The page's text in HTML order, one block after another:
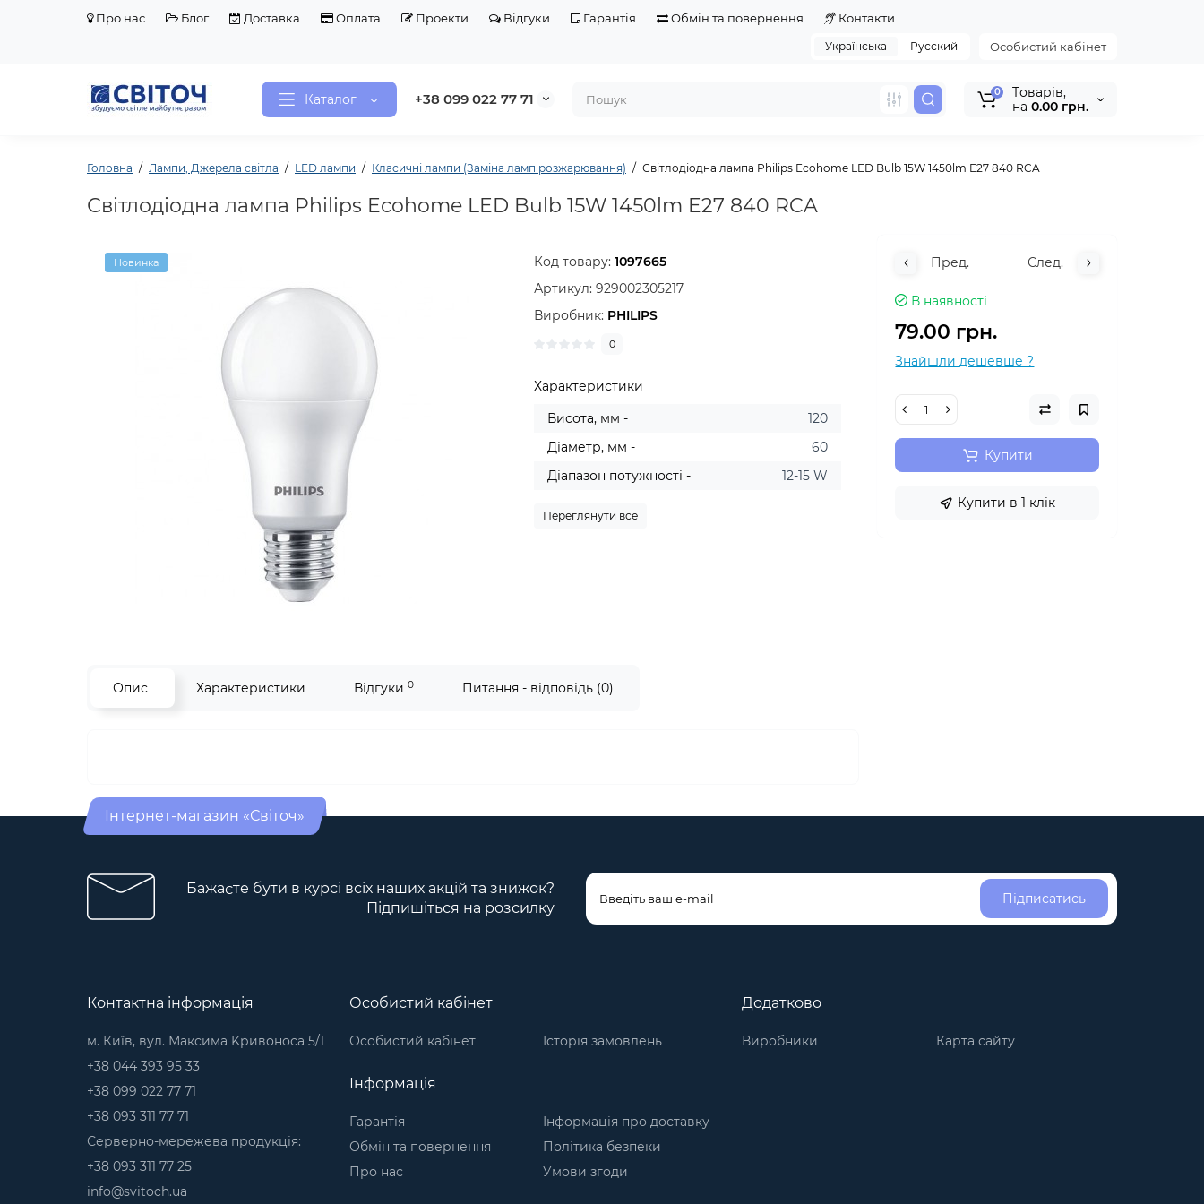
Про нас Блог Доставка Оплата Проекти Відгуки Гарантія Обмін та повернення
Контакти
Особистий кабінет
Українська Русский
Каталог +38 099 022 77 71 0
Tоварів,
на 0.00 грн.
Головна Лампи, Джерела світла LED лампи Класичні лампи (Заміна ламп розжарювання) Світлодіодна лампа Philips Ecohome LED Bulb 15W 1450lm E27 840 RCA
Світлодіодна лампа Philips Ecohome LED Bulb 15W 1450lm E27 840 RCA
Новинка Код товару:1097665
Артикул:929002305217
Виробник: PHILIPS
0
Характеристики
Висота, мм -
120
Діаметр, мм -
60
Діапазон потужності -
12-15 W
Переглянути все
Пред. След.
В наявності
79.00 грн.
Знайшли дешевше ?
Купити
Купити в 1 клік
Опис Характеристики Відгуки 0 Питання - відповідь (0)
Інтернет-магазин «Світоч»
Бажаєте бути в курсі всіх наших акцій та знижок?
Підпишіться на розсилку
Підписатись
Контактна інформація
м. Київ, вул. Максима Kривоноса 5/1
+38 044 393 95 33
+38 099 022 77 71
+38 093 311 77 71
Серверно-мережева продукція:
+38 093 311 77 25
info@svitoch.ua
Особистий кабінет
Особистий кабінет Історія замовлень
Додатково
Виробники Карта сайту
Інформація
Гарантія
Обмін та повернення
Про нас
Інформація про доставку
Політика безпеки
Умови згоди